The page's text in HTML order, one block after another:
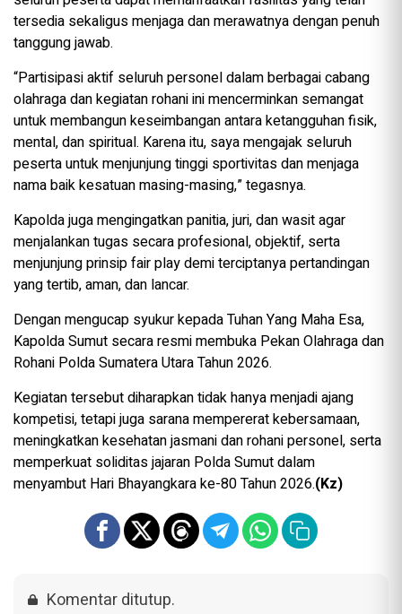
tersedia sekaligus menjaga dan merawatnya dengan penuh
tanggung jawab.
“Partisipasi aktif seluruh personel dalam berbagai cabang
olahraga dan kegiatan rohani ini mencerminkan semangat
untuk membangun keseimbangan antara ketangguhan fisik,
mental, dan spiritual. Karena itu, saya mengajak seluruh
peserta untuk menjunjung tinggi sportivitas dan menjaga
nama baik kesatuan masing-masing,” tegasnya.
Kapolda juga mengingatkan panitia, juri, dan wasit agar
menjalankan tugas secara profesional, objektif, serta
menjunjung prinsip fair play demi terciptanya pertandingan
yang tertib, aman, dan lancar.
Dengan mengucap syukur kepada Tuhan Yang Maha Esa,
Kapolda Sumut secara resmi membuka Pekan Olahraga dan
Rohani Polda Sumatera Utara Tahun 2026.
Kegiatan tersebut diharapkan tidak hanya menjadi ajang
kompetisi, tetapi juga sarana mempererat kebersamaan,
meningkatkan kesehatan jasmani dan rohani personel, serta
memperkuat soliditas jajaran Polda Sumut dalam
menyambut Hari Bhayangkara ke-80 Tahun 2026.(Kz)
Komentar ditutup.